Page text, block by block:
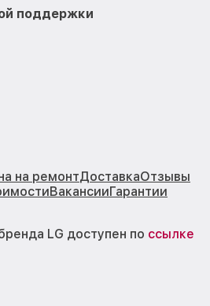
поддержки
на ремонтДоставкаОтзывы
ВакансииГарантии
LG доступен по ссылке